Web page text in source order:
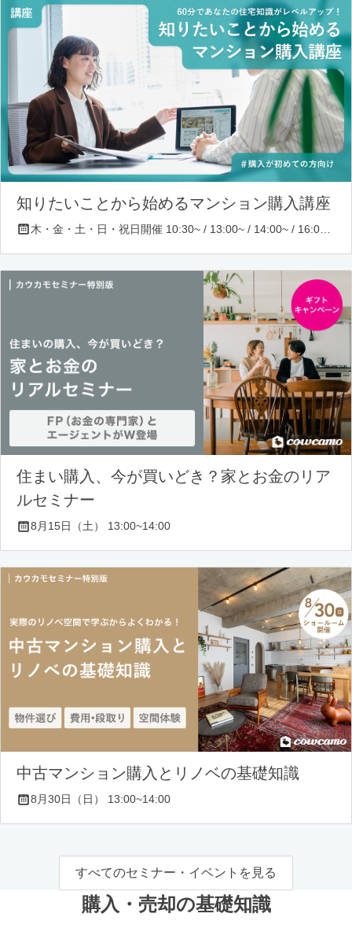
知りたいことから始めるマンション購入講座
住まい購入、今が買いどき？家とお金のリア
ルセミナー
8月15日（土） 13:00~14:00
中古マンション購入とリノベの基礎知識
8月30日（日） 13:00~14:00
すべてのセミナー・イベントを見る
購入・売却の基礎知識